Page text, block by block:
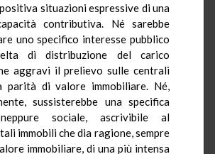
situazioni espressive di una
contributiva. Né sarebbe
uno specifico interesse pubblico
dì distribuzione del carico
aggravi il prelievo sulle centrali
parità di valore immobiliare. Né,
sussisterebbe una specifica
sociale, ascrivibile al
immobili che dia ragione, sempre
immobiliare, di una più intensa